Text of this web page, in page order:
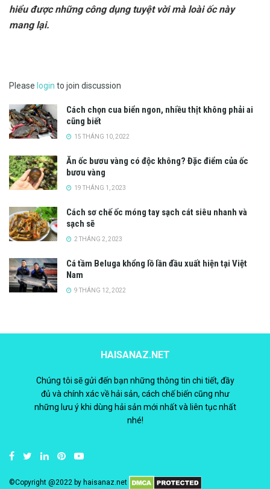
hiểu được những công dụng tuyệt vời mà loài ốc này
mang lại.
Please login to join discussion
Cách chọn cua biển ngon, nhiều thịt không phải ai
cũng biết
15 THÁNG 10, 2022
Ăn ốc bươu vàng có độc không? Đặc điểm của ốc
bươu vàng
19 THÁNG 1, 2023
Cách sơ chế ốc móng tay sạch cát siêu nhanh và
sạch sẽ
2 THÁNG 2, 2023
Cá tầm Beluga khổng lồ lần đầu xuất hiện tại Việt
Nam
9 THÁNG 12, 2022
HAISANAZ.NET
Chúng tôi sẽ gửi đến bạn những thông tin chi tiết, đầy
đủ và chính xác về hải sản, cách chế biến cũng như
những lưu ý khi dùng hải sản mới nhất và liên tục nhất
nhé!
©Copyright @2022 by haisanaz.net